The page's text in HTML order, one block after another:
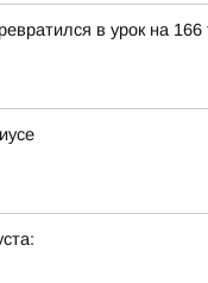
в урок на 166